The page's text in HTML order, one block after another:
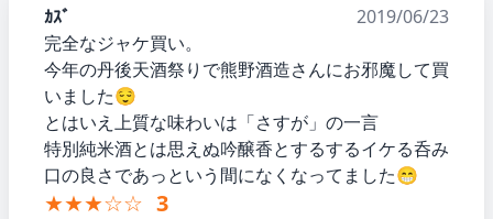
ｶｽﾞ
2019/06/23
完全なジャケ買い。
今年の丹後天酒祭りで熊野酒造さんにお邪魔して買
いました😌
とはいえ上質な味わいは「さすが」の一言
特別純米酒とは思えぬ吟醸香とするするイケる呑み
口の良さであっという間になくなってました😁
★★★☆☆ 3